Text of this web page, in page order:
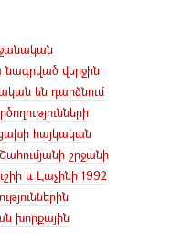
նագրված վերջին
են դարձնում
ցախի հայկական
շրջանի
և Լաչինի 1992
խորքային